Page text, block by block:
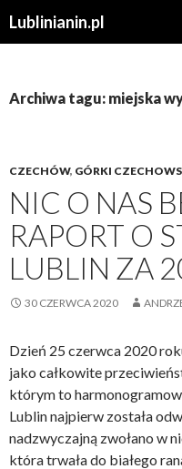
Lublinianin.pl
Archiwa tagu: miejska
CZECHÓW, GÓRKI
NIC O NAS
RAPORT O
LUBLIN ZA
30 CZERWCA 2020
Dzień 25 czerwca 2020
jako całkowite
którym to
Lublin najpierw została
nadzwyczajną zwołano w
która trwała do białego